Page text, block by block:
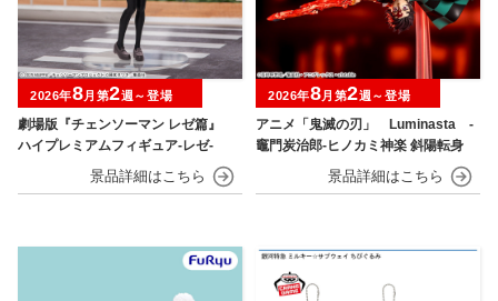
劇場版『チェンソーマン レゼ篇』
ハイプレミアムフィギュア‐レゼ‐
2026年8月第2週～登場
アニメ「鬼滅の刃」 Luminasta ‐
竈門炭治郎‐ヒノカミ神楽 斜陽転身
2026年8月第2週～登場